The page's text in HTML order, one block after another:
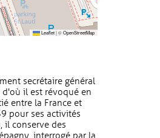
Leaflet|©OpenStreetMap
secrétaire général
d'où il est révoqué en
entre la France et
pour ses activités
il conserve des
interrogé par la